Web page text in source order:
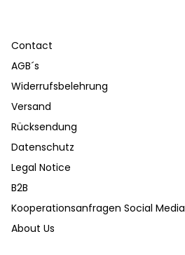
Contact
AGB´s
Widerrufsbelehrung
Versand
Rücksendung
Datenschutz
Legal Notice
B2B
Kooperationsanfragen Social Media
About Us